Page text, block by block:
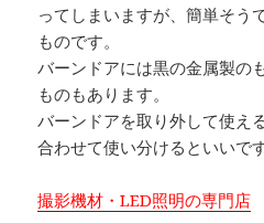
ってしまいますが、簡単そう
ものです。
バーンドアには黒の金属製の
ものもあります。
バーンドアを取り外して使え
合わせて使い分けるといいです
撮影機材・LED照明の専門店